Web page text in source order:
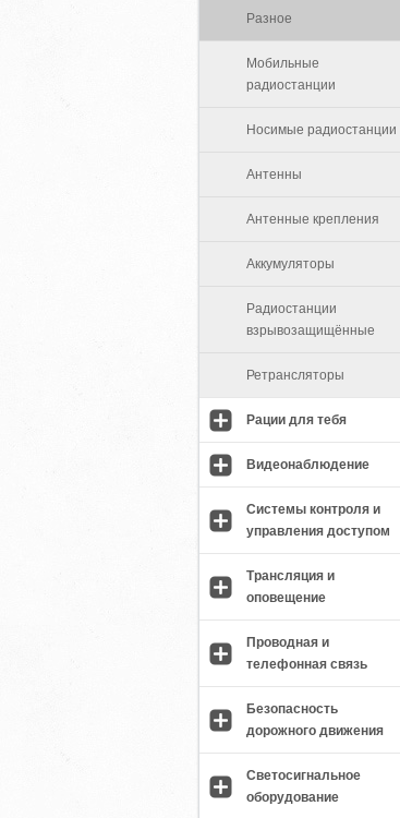
Разное
Мобильные
радиостанции
Носимые радиостанции
Антенны
Антенные крепления
Аккумуляторы
Радиостанции
взрывозащищённые
Ретрансляторы
Рации для тебя
Видеонаблюдение
Системы контроля и
управления доступом
Трансляция и
оповещение
Проводная и
телефонная связь
Безопасность
дорожного движения
Светосигнальное
оборудование